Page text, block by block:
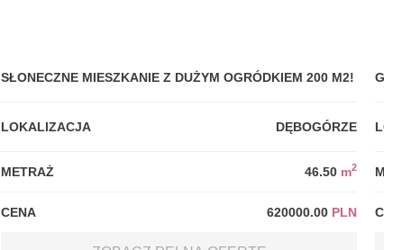
SŁONECZNE MIESZKANIE Z DUŻYM OGRÓDKIEM 200 M2!
LOKALIZACJA DĘBOGÓRZE
METRAŻ 46.50 m2
CENA 620000.00 PLN CENA